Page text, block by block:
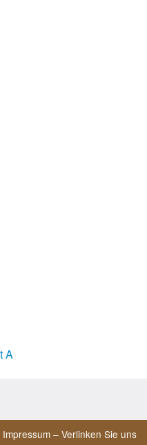
A
Impressum – Verlinken Sie uns